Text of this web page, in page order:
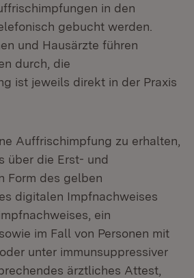
in den
gebucht werden.
und Hausärzte führen
durch, die
ist jeweils direkt in der Praxis
Auffrischimpfung zu erhalten,
über die Erst- und
Form des gelben
digitalen Impfnachweises
ein
im Fall von Personen mit
unter immunsuppressiver
ärztliches Attest,